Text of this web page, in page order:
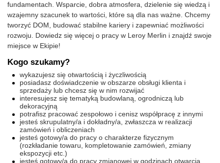
fundamentach. Wsparcie, dobra atmosfera, dzielenie się wiedzą i
wzajemny szacunek to wartości, które są dla nas ważne. Chcemy
tworzyć DOM, budować stabilne kariery i zapewniać możliwości
rozwoju. Dowiedz się więcej o pracy w Leroy Merlin i znajdź swoje
miejsce w Ekipie!
Kogo szukamy?
wykazujesz się otwartością i życzliwością
posiadasz doświadczenie w obszarze obsługi klienta i
sprzedaży lub chcesz się w nim rozwijać
interesujesz się tematyką budowlaną, ogrodniczą lub
dekoracyjną
potrafisz pracować zespołowo i cenisz współpracę z innymi
jesteś skrupulatny/a i dokładny/a, zwłaszcza w realizacji
zamówień i obliczeniach
jesteś gotowy/a do pracy o charakterze fizycznym
(rozkładanie towaru, kompletowanie zamówień, zmiany
ekspozycji etc.)
jesteś gotowy/a do pracy zmianowej w godzinach otwarcia